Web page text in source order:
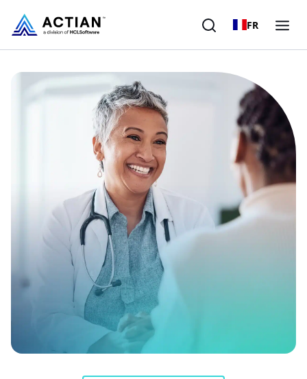
FR
Produits